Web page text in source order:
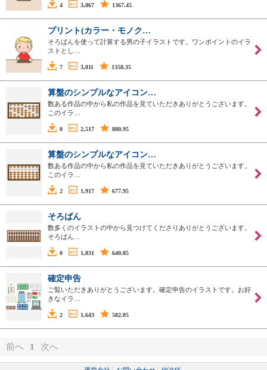
4 3,867 1367.45
プリント(カラー・モノク…
そろばんを使って計算する男の子イラストです。ワンポイントのイラ
ストとし…
7 3,811 1358.35
算盤のシンプルなアイコン…
数ある作品の中から私の作品を見ていただきありがとうございます。
このイラ…
0 2,517 880.95
算盤のシンプルなアイコン…
数ある作品の中から私の作品を見ていただきありがとうございます。
このイラ…
2 1,917 677.95
そろばん
数多くのイラストの中から見つけてくださりありがとうございます。
そろばん…
0 1,831 640.85
確定申告
ご覧いただきありがとうございます。確定申告のイラストです。お好
きなイラ…
2 1,643 582.05
前へ 1 次へ